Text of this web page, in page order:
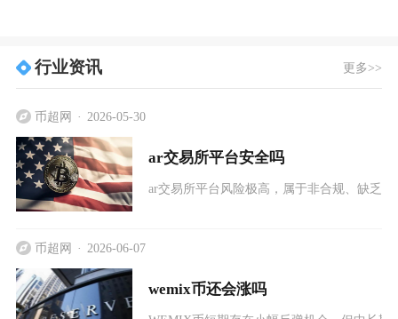
行业资讯 更多>>
币超网 2026-05-30
ar交易所平台安全吗
ar交易所平台风险极高，属于非合规、缺乏
币超网 2026-06-07
wemix币还会涨吗